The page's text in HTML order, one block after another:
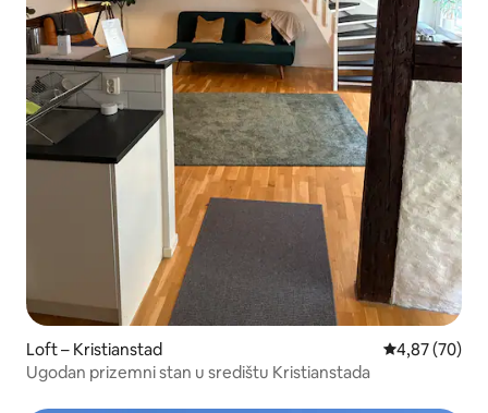
Loft – Kristianstad Prosječna
4,87 (70)
Ugodan prizemni stan u središtu Kristianstada